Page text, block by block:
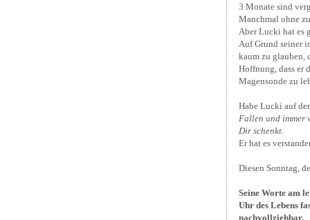
3 Monate sind
Manchmal ohne
Aber Lucki hat es
Auf Grund seiner
kaum zu glauben,
Hoffnung, dass er
Magensonde zu
Habe Lucki auf
Fallen und immer
Dir schenkt.
Er hat es
Diesen Sonntag,
Seine Worte am
Uhr des Lebens
nachvollziehbar.